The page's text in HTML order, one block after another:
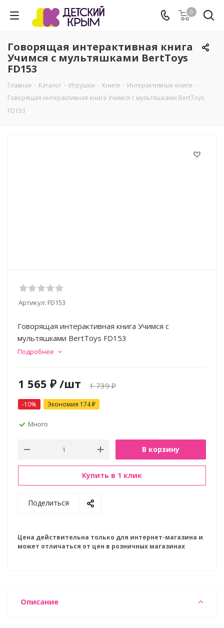
0
Говорящая интерактивная книга
Учимся с мультяшками BertToys
FD153
Главная - Каталог - Игрушки - Книги - Интерактивные книги -
Говорящая интерактивная книга Учимся с мультяшками BertToys
FD153
Артикул: FD153
Говорящая интерактивная книга Учимся с
мультяшками BertToys FD153
Подробнее
1 565 ₽ /шт 1 739₽
-10% Экономия 174₽
Много
В корзину
Купить в 1 клик
Поделиться
Цена действительна только для интернет-магазина и
может отличаться от цен в розничных магазинах
Описание